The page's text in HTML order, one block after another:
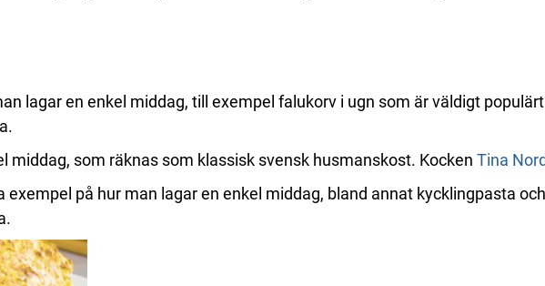
lagar en enkel middag, till exempel falukorv i ugn som är väldigt
middag, som räknas som klassisk svensk husmanskost. Kocken Tina
exempel på hur man lagar en enkel middag, bland annat kycklingpasta